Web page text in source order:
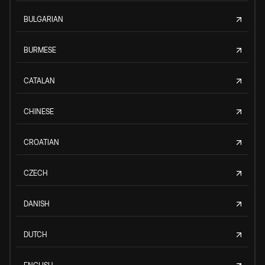
BULGARIAN
BURMESE
CATALAN
CHINESE
CROATIAN
CZECH
DANISH
DUTCH